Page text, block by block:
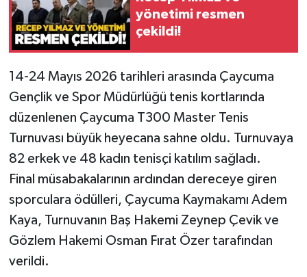
yönetimi resmen
çekildi!
14-24 Mayıs 2026 tarihleri arasında Çaycuma
Gençlik ve Spor Müdürlüğü tenis kortlarında
düzenlenen Çaycuma T300 Master Tenis
Turnuvası büyük heyecana sahne oldu. Turnuvaya
82 erkek ve 48 kadın tenisçi katılım sağladı.
Final müsabakalarının ardından dereceye giren
sporculara ödülleri, Çaycuma Kaymakamı Adem
Kaya, Turnuvanın Baş Hakemi Zeynep Çevik ve
Gözlem Hakemi Osman Fırat Özer tarafından
verildi.
Gökçebey
İş ilanı
Kilimli
MAGAZİN
Politika